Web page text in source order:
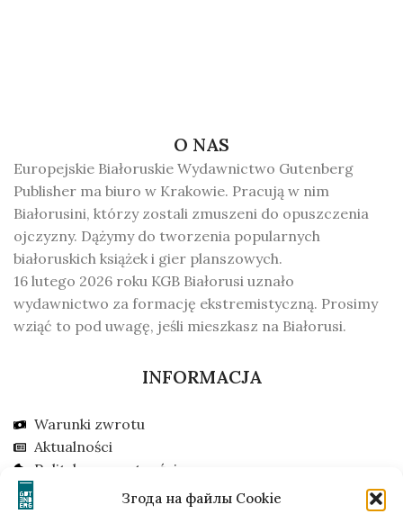
Згода на файлы Cookie
O NAS
Europejskie Białoruskie Wydawnictwo Gutenberg
Publisher ma biuro w Krakowie. Pracują w nim
Białorusini, którzy zostali zmuszeni do opuszczenia
ojczyzny. Dążymy do tworzenia popularnych
białoruskich książek i gier planszowych.
16 lutego 2026 roku KGB Białorusi uznało
wydawnictwo za formację ekstremistyczną. Prosimy
wziąć to pod uwagę, jeśli mieszkasz na Białorusi.
INFORMACJA
Warunki zwrotu
Aktualności
Polityka prywatności
Odbiór w Krakowie